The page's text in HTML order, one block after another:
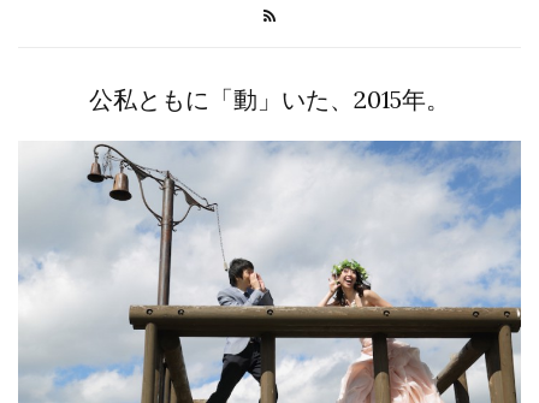
公私ともに「動」いた、2015年。